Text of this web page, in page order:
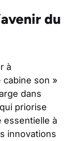
du
à
cabine son »
dans
priorise
essentielle à
innovations